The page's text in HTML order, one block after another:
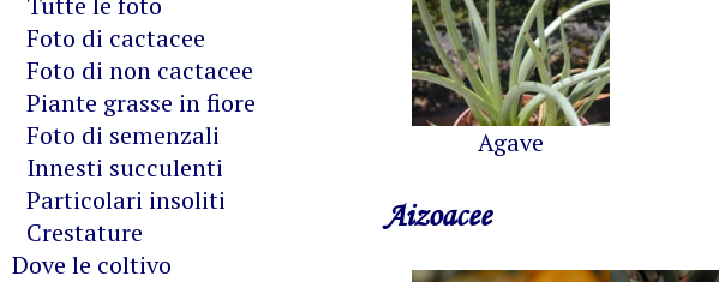
Agave
Aizoacee
Foto di cactacee
Foto di non cactacee
Piante grasse in fiore
Foto di semenzali
Innesti succulenti
Particolari insoliti
Crestature
Dove le coltivo